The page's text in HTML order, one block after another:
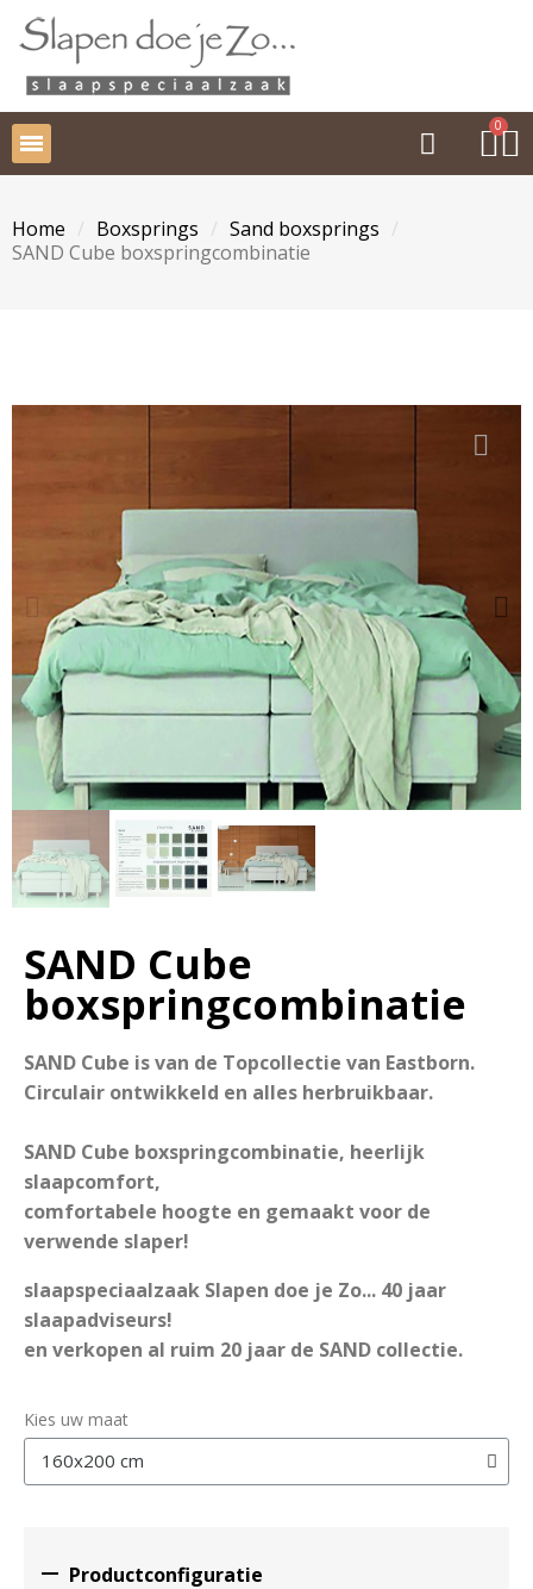
Home Boxsprings
Sand boxsprings
SAND Cube boxspringcombinatie
SAND Cube
boxspringcombinatie
SAND Cube is van de Topcollectie van Eastborn.
Circulair ontwikkeld en alles herbruikbaar.
SAND Cube boxspringcombinatie, heerlijk
slaapcomfort,
comfortabele hoogte en gemaakt voor de
verwende slaper!
slaapspeciaalzaak Slapen doe je Zo... 40 jaar
slaapadviseurs!
en verkopen al ruim 20 jaar de SAND collectie.
Kies uw maat
 Productconfiguratie